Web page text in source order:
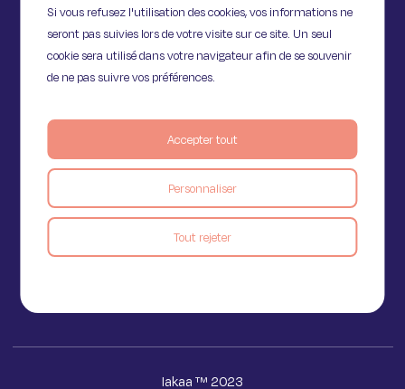
Si vous refusez l'utilisation des cookies, vos informations ne
seront pas suivies lors de votre visite sur ce site. Un seul
cookie sera utilisé dans votre navigateur afin de se souvenir
de ne pas suivre vos préférences.
Personnaliser
Tout rejeter
Accepter tout
11 Rue de Provence,
75009 Paris
Iakaa ™ 2023